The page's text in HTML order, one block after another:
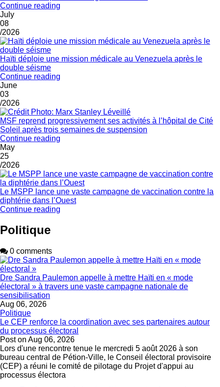
Continue reading
July
08
/2026
Haïti déploie une mission médicale au Venezuela après le
double séisme
Continue reading
June
03
/2026
MSF reprend progressivement ses activités à l’hôpital de Cité
Soleil après trois semaines de suspension
Continue reading
May
25
/2026
Le MSPP lance une vaste campagne de vaccination contre la
diphtérie dans l’Ouest
Continue reading
Politique
0 comments
Dre Sandra Paulemon appelle à mettre Haïti en « mode
électoral » à travers une vaste campagne nationale de
sensibilisation
Aug 06, 2026
Politique
Le CEP renforce la coordination avec ses partenaires autour
du processus électoral
Post on Aug 06, 2026
Lors d'une rencontre tenue le mercredi 5 août 2026 à son
bureau central de Pétion-Ville, le Conseil électoral provisoire
(CEP) a réuni le comité de pilotage du Projet d'appui au
processus électora